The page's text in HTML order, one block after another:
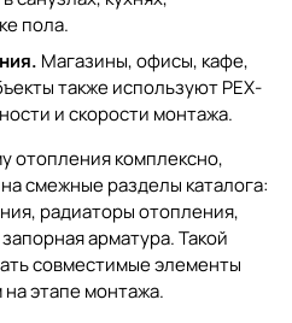
пола.
Магазины, офисы, кафе,
также используют PEX-
и скорости монтажа.
отопления комплексно,
смежные разделы каталога:
, радиаторы отопления,
запорная арматура. Такой
совместимые элементы
этапе монтажа.